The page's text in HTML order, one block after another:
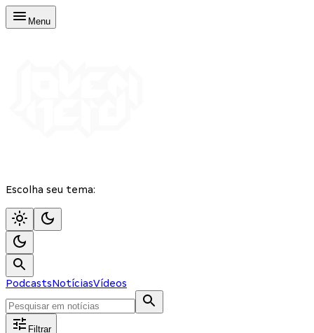
Menu
Escolha seu tema:
PodcastsNotíciasVídeos
Filtrar